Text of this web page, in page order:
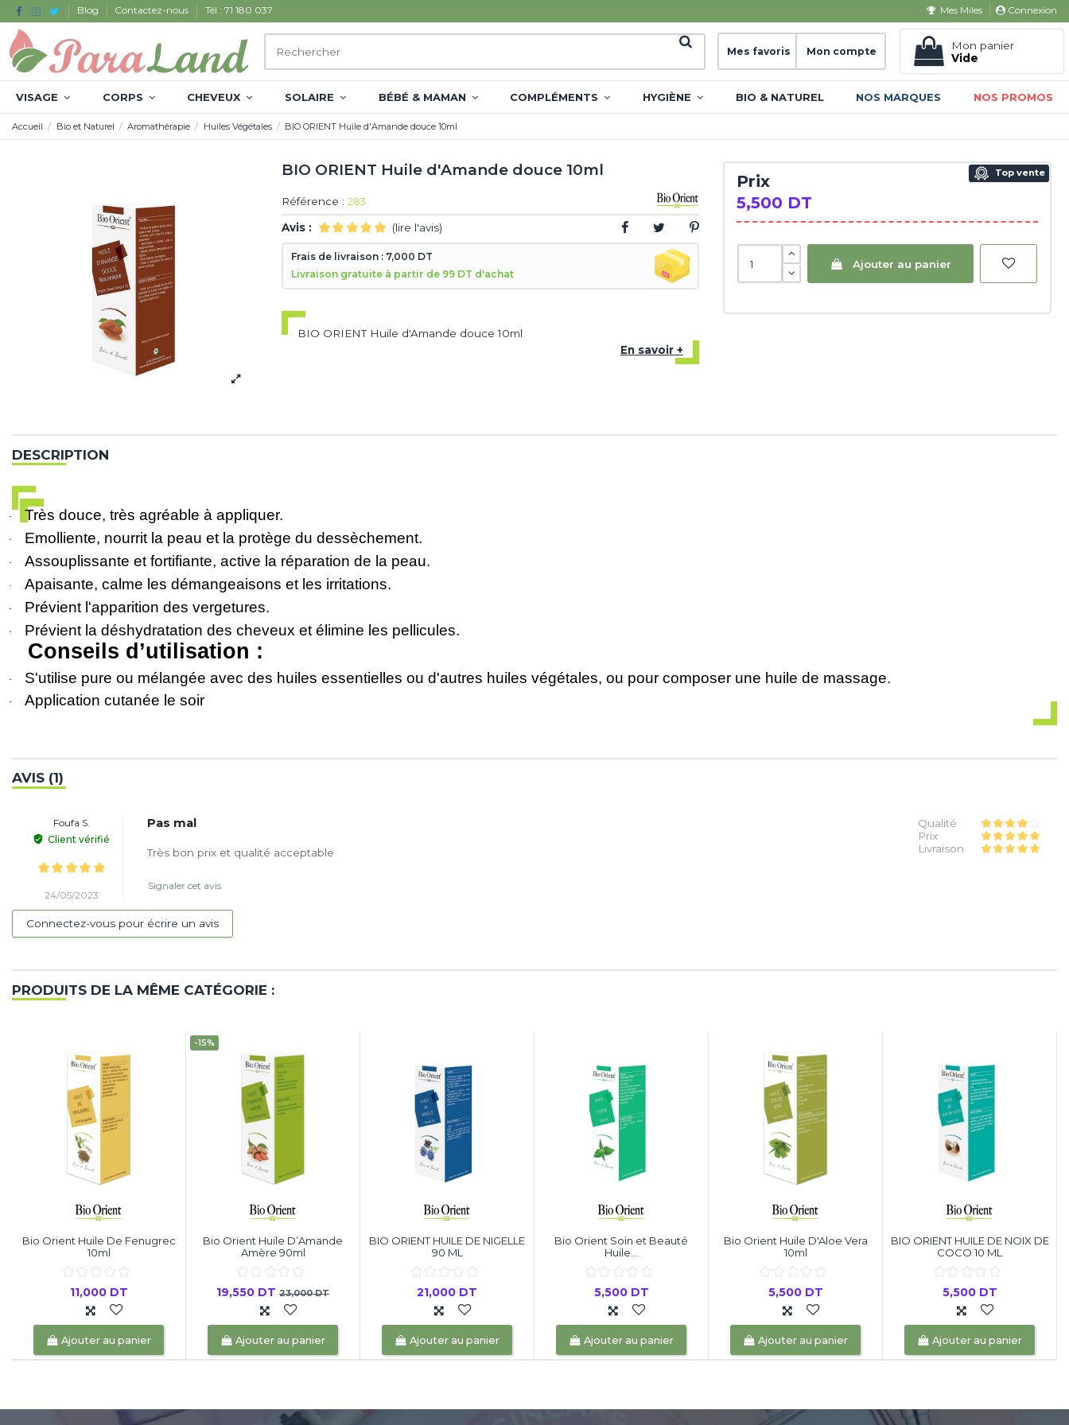
Blog Contactez-nous Tél : 71 180 037 Mes Miles Connexion
Mes favoris Mon compte
Mon panier
Vide
VISAGE CORPS CHEVEUX SOLAIRE BÉBÉ & MAMAN COMPLÉMENTS HYGIÈNE BIO & NATUREL NOS MARQUES NOS PROMOS
Accueil Bio et Naturel Aromathérapie Huiles Végétales BIO ORIENT Huile d'Amande douce 10ml
BIO ORIENT Huile d'Amande douce 10ml
Référence : 283
Avis : (lire l'avis)
Frais de livraison : 7,000 DT
Livraison gratuite à partir de 99 DT d'achat
BIO ORIENT Huile d'Amande douce 10ml
En savoir +
Prix
5,500 DT
Top vente
Ajouter au panier
DESCRIPTION
· Très douce, très agréable à appliquer.
· Emolliente, nourrit la peau et la protège du dessèchement.
· Assouplissante et fortifiante, active la réparation de la peau.
· Apaisante, calme les démangeaisons et les irritations.
· Prévient l'apparition des vergetures.
· Prévient la déshydratation des cheveux et élimine les pellicules.
Conseils d’utilisation :
· S'utilise pure ou mélangée avec des huiles essentielles ou d'autres huiles végétales, ou pour composer une huile de massage.
· Application cutanée le soir
AVIS (1)
Foufa S.
Client vérifié
24/05/2023
Pas mal
Très bon prix et qualité acceptable
Qualité
Prix
Livraison
Signaler cet avis
Connectez-vous pour écrire un avis
PRODUITS DE LA MÊME CATÉGORIE :
Bio Orient Huile De Fenugrec
10ml
11,000 DT
Ajouter au panier
-15%
Bio Orient Huile D’Amande
Amère 90ml
19,550 DT 23,000 DT
Ajouter au panier
BIO ORIENT HUILE DE NIGELLE
90 ML
21,000 DT
Ajouter au panier
Bio Orient Soin et Beauté
Huile...
5,500 DT
Ajouter au panier
Bio Orient Huile D'Aloe Vera
10ml
5,500 DT
Ajouter au panier
BIO ORIENT HUILE DE NOIX DE
COCO 10 ML
5,500 DT
Ajouter au panier